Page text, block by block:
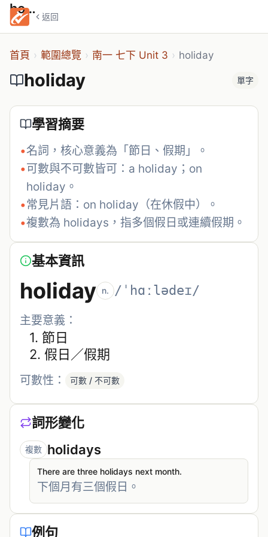
返回
holiday
首頁 › 範圍總覽 › 南一 七下 Unit 3 › holiday
holiday 單字
學習摘要
•名詞，核心意義為「節日、假期」。
•可數與不可數皆可：a holiday；on
holiday。
•常見片語：on holiday（在休假中）。
•複數為 holidays，指多個假日或連續假期。
基本資訊
holiday n. /ˈhɑːlədeɪ/
主要意義：
1. 節日
2. 假日／假期
可數性： 可數 / 不可數
詞形變化
複數 holidays
There are three holidays next month.
下個月有三個假日。
例句